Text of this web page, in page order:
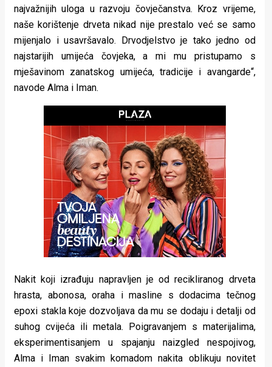
najvažnijih uloga u razvoju čovječanstva. Kroz vrijeme,
naše korištenje drveta nikad nije prestalo već se samo
mijenjalo i usavršavalo. Drvodjelstvo je tako jedno od
najstarijih umijeća čovjeka, a mi mu pristupamo s
mješavinom zanatskog umijeća, tradicije i avangarde“,
navode Alma i Iman.
Nakit koji izrađuju napravljen je od recikliranog drveta
hrasta, abonosa, oraha i masline s dodacima tečnog
epoxi stakla koje dozvoljava da mu se dodaju i detalji od
suhog cvijeća ili metala. Poigravanjem s materijalima,
eksperimentisanjem u spajanju naizgled nespojivog,
Alma i Iman svakim komadom nakita oblikuju novitet